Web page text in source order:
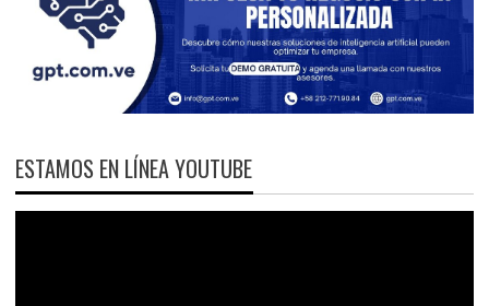
ESTAMOS EN LÍNEA YOUTUBE